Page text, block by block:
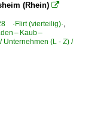
(Rhein) 
·Flirt (vierteilig)·,
– Kaub –
Unternehmen (L - Z) /